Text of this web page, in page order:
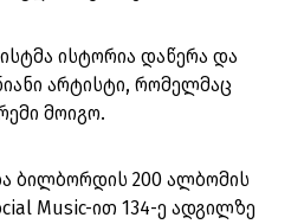
ისტორია დაწერა და
არტისტი, რომელმაც
მოიგო.
ბილბორდის 200 ალბომის
Music-ით 134-ე ადგილზე